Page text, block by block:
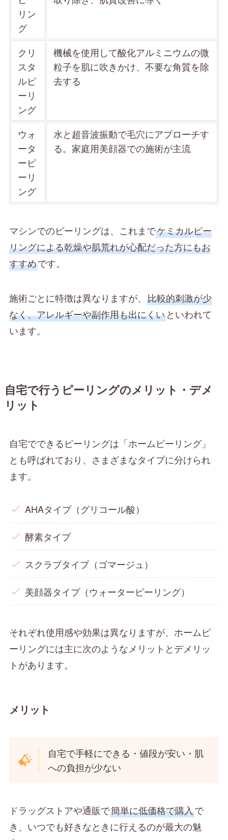
リン
グ
クリ
スタ
ルピ
ーリ
ング
機械を使用して酸化アルミニウムの微
粒子を肌に吹きかけ、不要な角質を除
去する
ウォ
ータ
ーピ
ーリ
ング
水と超音波振動で毛穴にアプローチす
る。家庭用美顔器での施術が主流
マシンでのピーリングは、これまでケミカルピー
リングによる乾燥や肌荒れが心配だった方にもお
すすめです。
施術ごとに特徴は異なりますが、 比較的刺激が少
なく、アレルギーや副作用も出にくいといわれて
います。
自宅で行うピーリングのメリット・デメ
リット
自宅でできるピーリングは「ホームピーリング」
とも呼ばれており、さまざまなタイプに分けられ
ます。
AHAタイプ（グリコール酸）
酵素タイプ
スクラブタイプ（ゴマージュ）
美顔器タイプ（ウォーターピーリング）
それぞれ使用感や効果は異なりますが、ホームピ
ーリングには主に次のようなメリットとデメリッ
トがあります。
メリット
自宅で手軽にできる・値段が安い・肌
への負担が少ない
ドラッグストアや通販で簡単に低価格で購入で
き、いつでも好きなときに行えるのが最大の魅